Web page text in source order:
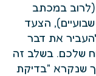
(לרוב במכתב
הצעד
את דבר
שלכם. בשלב זה
שנקרא "בדיקת